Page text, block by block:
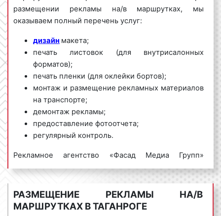
размещении рекламы на/в маршрутках, мы
оказываем полный перечень услуг:
дизайн макета;
печать листовок (для внутрисалонных
форматов);
печать пленки (для оклейки бортов);
монтаж и размещение рекламных материалов
на транспорте;
демонтаж рекламы;
предоставление фотоотчета;
регулярный контроль.
Рекламное агентство «Фасад Медиа Групп»
предлагает большой выбор маршрутов, гибкие
условия размещения рекламы на/в маршрутках в
Таганроге и Ростовской области, выгодные цены.
Для получения коммерческого предложения по
РАЗМЕЩЕНИЕ РЕКЛАМЫ НА/В
МАРШРУТКАХ В ТАГАНРОГЕ